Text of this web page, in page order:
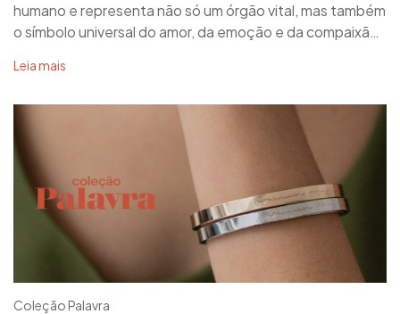
humano e representa não só um órgão vital, mas também
o símbolo universal do amor, da emoção e da compaixão.
Leia mais
Coleção Palavra